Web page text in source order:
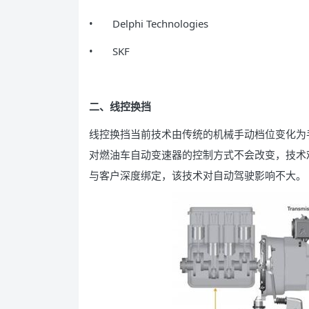
• Delphi Technologies
• SKF
二、线控换挡
线控换挡当前技术由传统的机械手动档位变化
对燃油车自动变速器的控制方式不会改变，技
与客户深度绑定，该技术对自动驾驶影响不大。